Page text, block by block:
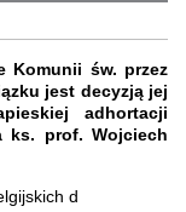
Komunii św. przez
jest decyzją jej
adhortacji
ks. prof. Wojciech
d